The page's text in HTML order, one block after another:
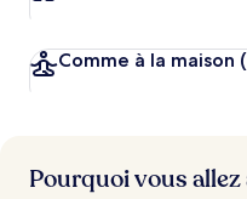
Comme à la maison
Pourquoi vous